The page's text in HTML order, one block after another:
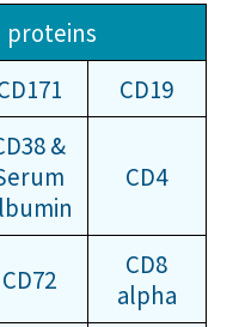
proteins
CD19
&
CD4
CD72
CD8
alpha